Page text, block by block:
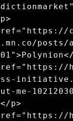
posts/
me-
p>